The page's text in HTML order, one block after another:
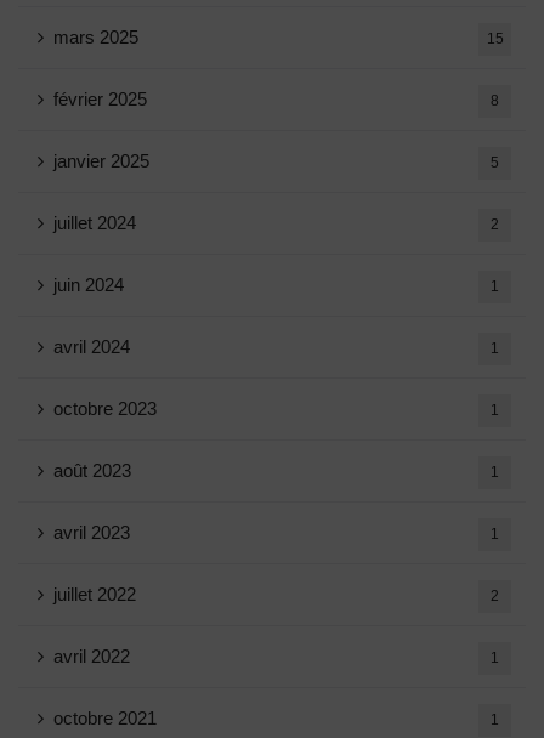
mars 2025 15
février 2025 8
janvier 2025 5
juillet 2024 2
juin 2024 1
avril 2024 1
octobre 2023 1
août 2023 1
avril 2023 1
juillet 2022 2
avril 2022 1
octobre 2021 1